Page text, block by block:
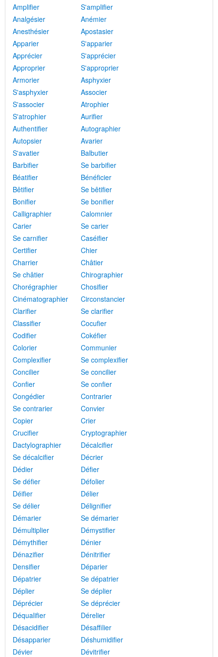
Amplifier
S'amplifier
Analgésier
Anémier
Anesthésier
Apostasier
Apparier
S'apparier
Apprécier
S'apprécier
Approprier
S'approprier
Armorier
Asphyxier
S'asphyxier
Associer
S'associer
Atrophier
S'atrophier
Aurifier
Authentifier
Autographier
Autopsier
Avarier
S'avatier
Balbutier
Barbifier
Se barbifier
Béatifier
Bénéficier
Bêtifier
Se bêtifier
Bonifier
Se bonifier
Calligraphier
Calomnier
Carier
Se carier
Se carnifier
Caséifier
Certifier
Chier
Charrier
Châtier
Se châtier
Chirographier
Chorégraphier
Chosifier
Cinématographier
Circonstancier
Clarifier
Se clarifier
Classifier
Cocufier
Codifier
Cokéfier
Colorier
Communier
Complexifier
Se complexifier
Concilier
Se concilier
Confier
Se confier
Congédier
Contrarier
Se contrarier
Convier
Copier
Crier
Crucifier
Cryptographier
Dactylographier
Décalcifier
Se décalcifier
Décrier
Dédier
Défier
Se défier
Défolier
Déifier
Délier
Se délier
Délignifier
Démarier
Se démarier
Démultiplier
Démystifier
Démythifier
Dénier
Dénazifier
Dénitrifier
Densifier
Déparier
Dépatrier
Se dépatrier
Déplier
Se déplier
Déprécier
Se déprécier
Déqualifier
Dérelier
Désacidifier
Désaffilier
Désapparier
Déshumidifier
Dévier
Dévitrifier